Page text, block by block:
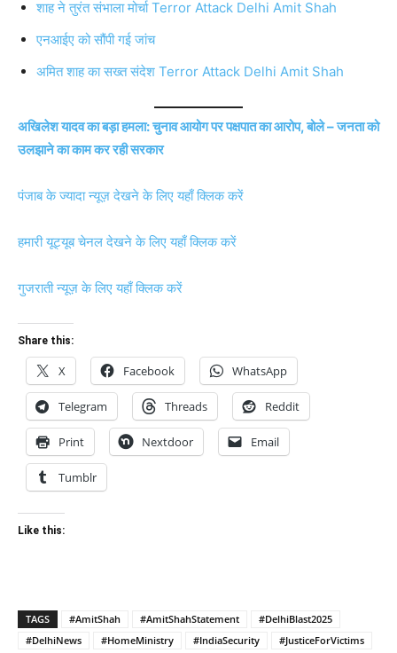
शाह ने तुरंत संभाला मोर्चा Terror Attack Delhi Amit Shah
एनआईए को सौंपी गई जांच
अमित शाह का सख्त संदेश Terror Attack Delhi Amit Shah
अखिलेश यादव का बड़ा हमला: चुनाव आयोग पर पक्षपात का आरोप, बोले – जनता को
उलझाने का काम कर रही सरकार
पंजाब के ज्यादा न्यूज़ देखने के लिए यहाँ क्लिक करें
हमारी यूट्यूब चेनल देखने के लिए यहाँ क्लिक करें
गुजराती न्यूज़ के लिए यहाँ क्लिक करें
Share this:
X Facebook WhatsApp
Telegram Threads Reddit
Print Nextdoor Email
Tumblr
Like this:
TAGS #AmitShah #AmitShahStatement
#DelhiBlast2025
#DelhiNews
#HomeMinistry #IndiaSecurity
#JusticeForVictims